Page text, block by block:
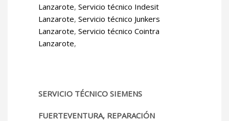
Lanzarote, Servicio técnico Indesit
Lanzarote, Servicio técnico Junkers
Lanzarote, Servicio técnico Cointra
Lanzarote,
SERVICIO TÉCNICO SIEMENS
FUERTEVENTURA, REPARACIÓN